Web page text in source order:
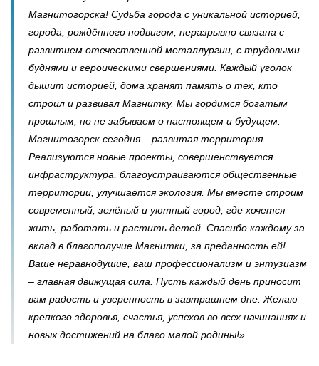
Магнитогорска! Судьба города с уникальной историей,
города, рождённого подвигом, неразрывно связана с
развитием отечественной металлургии, с трудовыми
буднями и героическими свершениями. Каждый уголок
дышит историей, дома хранят память о тех, кто
строил и развивал Магнитку. Мы гордимся богатым
прошлым, но не забываем о настоящем и будущем.
Магнитогорск сегодня – развитая территория.
Реализуются новые проекты, совершенствуется
инфраструктура, благоустраиваются общественные
территории, улучшается экология. Мы вместе строим
современный, зелёный и уютный город, где хочется
жить, работать и растить детей. Спасибо каждому за
вклад в благополучие Магнитки, за преданность ей!
Ваше неравнодушие, ваш профессионализм и энтузиазм
– главная движущая сила. Пусть каждый день приносит
вам радость и уверенность в завтрашнем дне. Желаю
крепкого здоровья, счастья, успехов во всех начинаниях и
новых достижений на благо малой родины!»